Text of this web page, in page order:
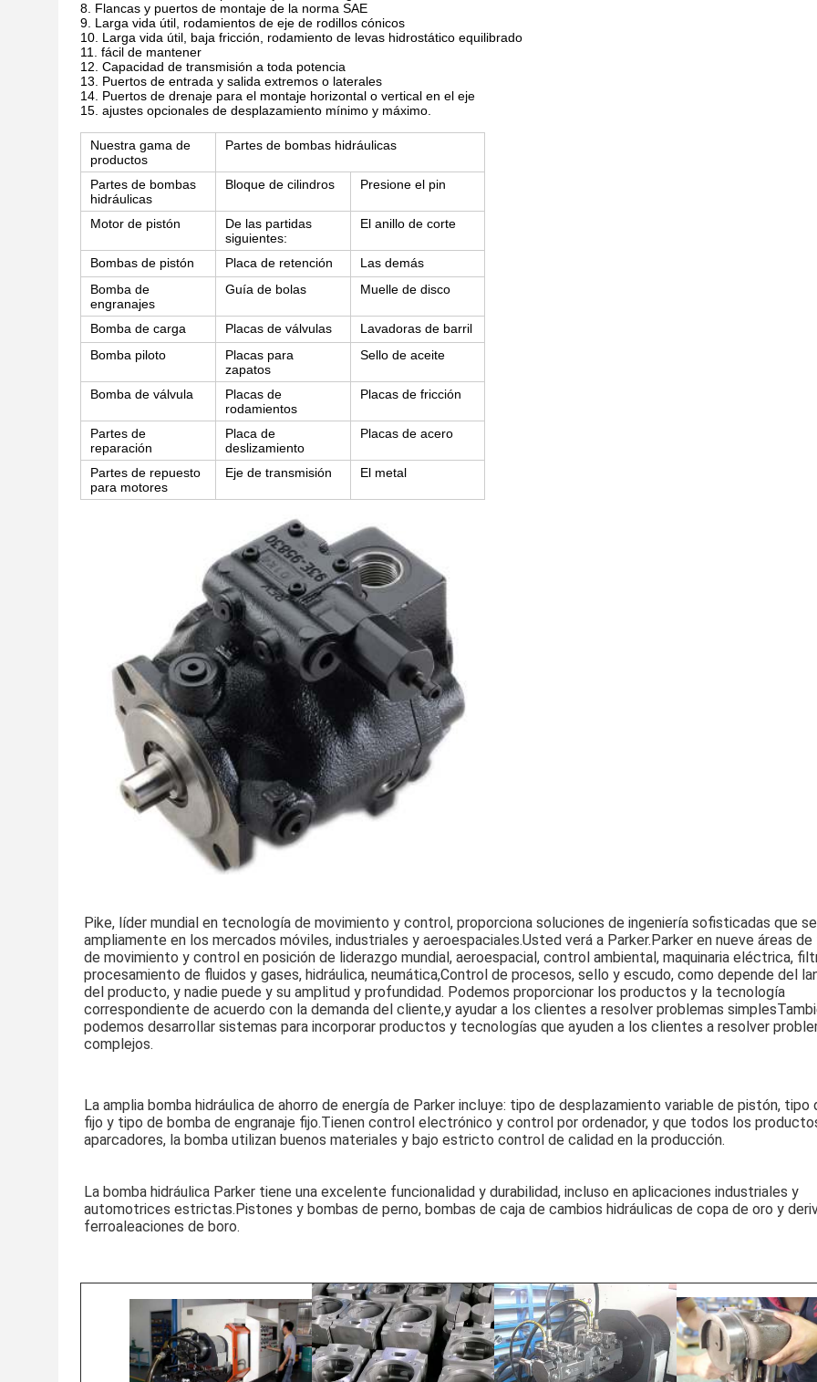
Flancas y puertos de montaje de la norma SAE
Larga vida útil, rodamientos de eje de rodillos cónicos
Larga vida útil, baja fricción, rodamiento de levas hidrostático equilibrado
fácil de mantener
Capacidad de transmisión a toda potencia
Puertos de entrada y salida extremos o laterales
Puertos de drenaje para el montaje horizontal o vertical en el eje
ajustes opcionales de desplazamiento mínimo y máximo.
Nuestra gama de
productos
Partes de bombas hidráulicas
Partes de bombas
hidráulicas
Bloque de cilindros Presione el pin
Motor de pistón
De las partidas
siguientes:
El anillo de corte
Bombas de pistón Placa de retención
Las demás
Bomba de
engranajes
Guía de bolas Muelle de disco
Bomba de carga Placas de válvulas
Lavadoras de barril
Bomba piloto
Placas para
zapatos
Sello de aceite
Bomba de válvula
Placas de
rodamientos
Placas de fricción
Partes de
reparación
Placa de
deslizamiento
Placas de acero
Partes de repuesto
para motores
Eje de transmisión El metal
Pike, líder mundial en tecnología de movimiento y control, proporciona soluciones de ingeniería sofisticadas que
ampliamente en los mercados móviles, industriales y aeroespaciales.Usted verá a Parker.Parker en nueve áreas
de movimiento y control en posición de liderazgo mundial, aeroespacial, control ambiental, maquinaria eléctrica,
procesamiento de fluidos y gases, hidráulica, neumática,Control de procesos, sello y escudo, como depende del
del producto, y nadie puede y su amplitud y profundidad. Podemos proporcionar los productos y la tecnología
correspondiente de acuerdo con la demanda del cliente,y ayudar a los clientes a resolver problemas
podemos desarrollar sistemas para incorporar productos y tecnologías que ayuden a los clientes a resolver
complejos.
La amplia bomba hidráulica de ahorro de energía de Parker incluye: tipo de desplazamiento variable de pistón, tipo
fijo y tipo de bomba de engranaje fijo.Tienen control electrónico y control por ordenador, y que todos los
aparcadores, la bomba utilizan buenos materiales y bajo estricto control de calidad en la producción.
La bomba hidráulica Parker tiene una excelente funcionalidad y durabilidad, incluso en aplicaciones industriales y
automotrices estrictas.Pistones y bombas de perno, bombas de caja de cambios hidráulicas de copa de oro y
ferroaleaciones de boro.